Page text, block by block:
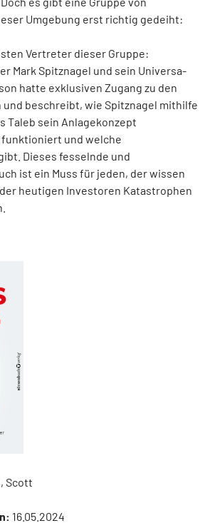
Umgebung erst richtig gedeiht:
Vertreter dieser Gruppe:
Mark Spitznagel und sein Universa-
hatte exklusiven Zugang zu den
beschreibt, wie Spitznagel mithilfe
Taleb sein Anlagekonzept
und welche
Dieses fesselnde und
ist ein Muss für jeden, der wissen
heutigen Investoren Katastrophen
Scott
16.05.2024